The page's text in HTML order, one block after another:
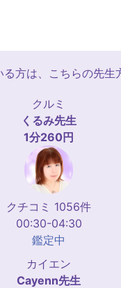
方は、こちらの先生
クルミ
くるみ先生
1分260円
クチコミ 1056件
00:30-04:30
鑑定中
カイエン
Cayenn先生